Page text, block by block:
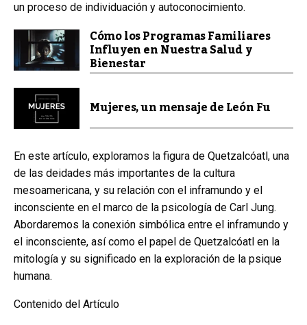
un proceso de individuación y autoconocimiento.
Cómo los Programas Familiares
Influyen en Nuestra Salud y
Bienestar
Mujeres, un mensaje de León Fu
En este artículo, exploramos la figura de Quetzalcóatl, una
de las deidades más importantes de la cultura
mesoamericana, y su relación con el inframundo y el
inconsciente en el marco de la psicología de Carl Jung.
Abordaremos la conexión simbólica entre el inframundo y
el inconsciente, así como el papel de Quetzalcóatl en la
mitología y su significado en la exploración de la psique
humana.
Contenido del Artículo